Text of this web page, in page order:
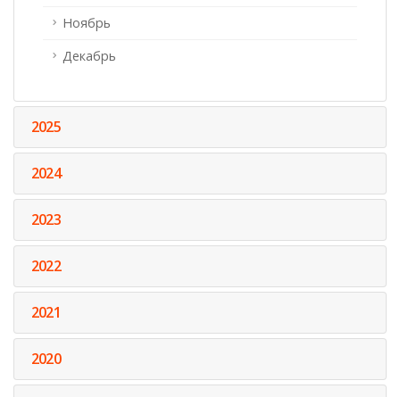
Ноябрь
Декабрь
2025
2024
2023
2022
2021
2020